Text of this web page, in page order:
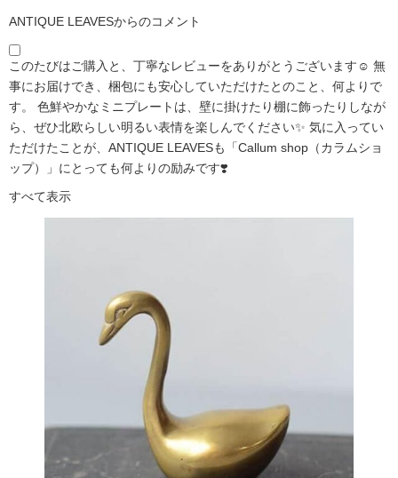
ANTIQUE LEAVESからのコメント
このたびはご購入と、丁寧なレビューをありがとうございます☺️ 無
事にお届けでき、梱包にも安心していただけたとのこと、何よりで
す。 色鮮やかなミニプレートは、壁に掛けたり棚に飾ったりしなが
ら、ぜひ北欧らしい明るい表情を楽しんでください✨ 気に入ってい
ただけたことが、ANTIQUE LEAVESも「Callum shop（カラムショ
ップ）」にとっても何よりの励みです❣️
すべて表示